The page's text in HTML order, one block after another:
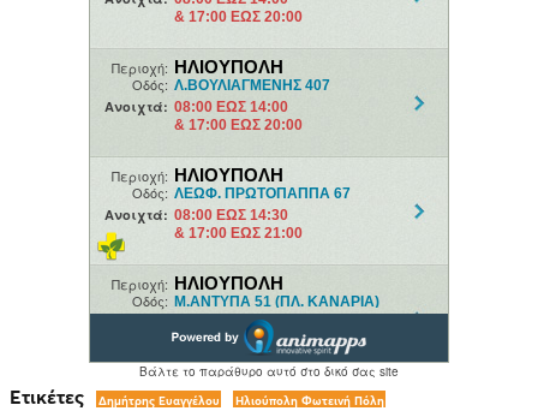
Ετικέτες Δημήτρης Ευαγγέλου Ηλιούπολη Φωτεινή Πόλη